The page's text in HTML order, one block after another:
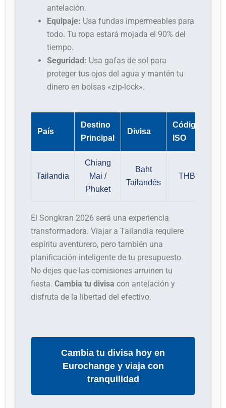
antelación.
Equipaje: Usa fundas impermeables para
todo. Tu ropa estará mojada el 90% del
tiempo.
Seguridad: Usa gafas de sol para
proteger tus ojos del agua y mantén tu
dinero en bolsas «zip-lock».
País
Destino
Principal
Divisa
Código
ISO
Tailandia
Chiang
Mai /
Phuket
Baht
Tailandés
THB
El Songkran 2026 será una experiencia
transformadora. Viajar a Tailandia requiere
espíritu aventurero, pero también una
planificación inteligente de tu presupuesto.
No dejes que las comisiones arruinen tu
fiesta.Cambia tu divisa con antelación y
disfruta de la libertad del efectivo.
Cambia tu divisa hoy en
Eurochange y viaja con
tranquilidad